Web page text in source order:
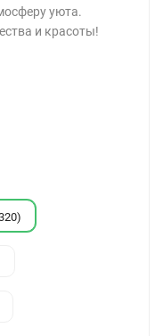
уюта.
и красоты!